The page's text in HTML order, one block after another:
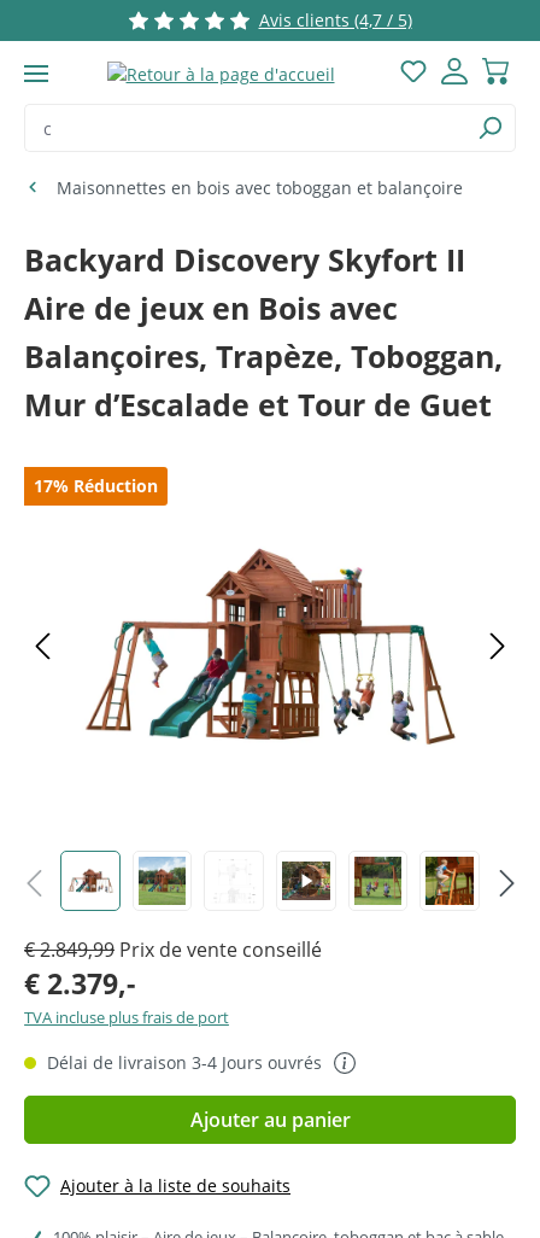
Passer au contenu principal Avis clients (4,7 / 5)
Vous avez 0
Maisonnettes en bois avec toboggan et balançoire
Backyard Discovery Skyfort II
Aire de jeux en Bois avec
Balançoires, Trapèze, Toboggan,
Mur d’Escalade et Tour de Guet
17% Réduction
€ 2.849,99 Prix de vente conseillé
€ 2.379,-
TVA incluse plus frais de port
Délai de livraison 3-4 Jours ouvrés
Ajouter au panier
Ajouter à la liste de souhaits